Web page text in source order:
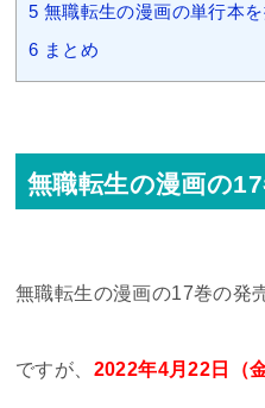
5 無職転生の漫画の単行本
6 まとめ
無職転生の漫画の
無職転生の漫画の17巻の発
ですが、 2022年4月22日（金